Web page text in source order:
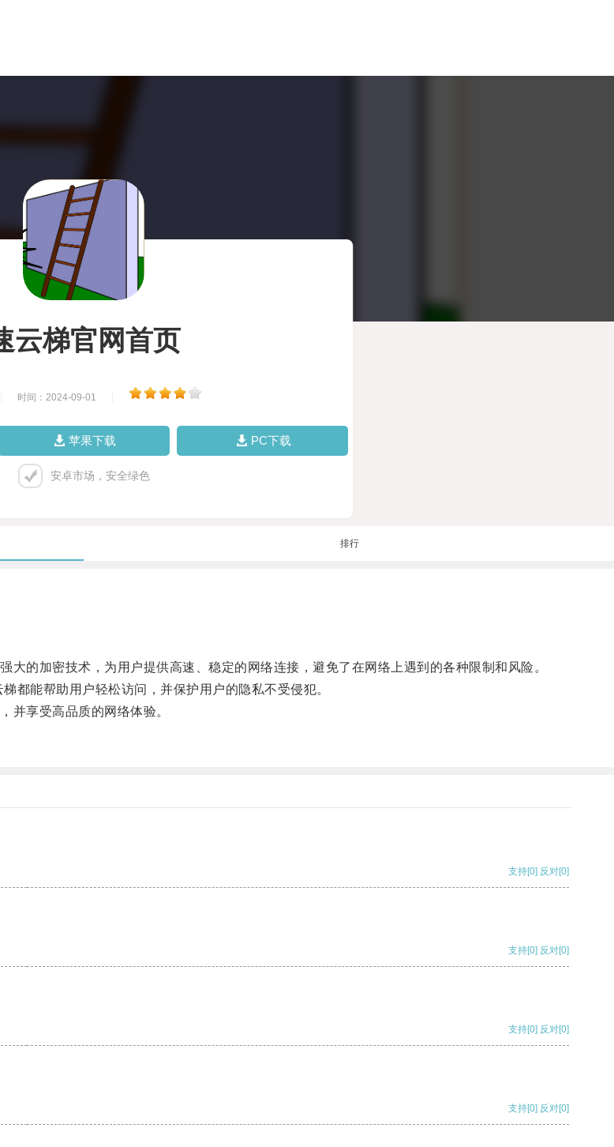
云梯官网首页
时间：2024-09-01
苹果下载 PC下载
安卓市场，安全绿色
排行
的加密技术，为用户提供高速、稳定的网络连接，避免了在网络上遇到的各种限制和风险。
能帮助用户轻松访问，并保护用户的隐私不受侵犯。
享受高品质的网络体验。
支持[0] 反对[0]
支持[0] 反对[0]
支持[0] 反对[0]
支持[0] 反对[0]